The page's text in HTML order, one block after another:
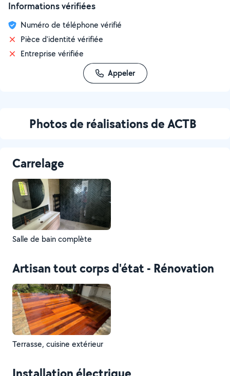
Informations vérifiées
Numéro de téléphone vérifié
Pièce d'identité vérifiée
Entreprise vérifiée
Appeler
Photos de réalisations de ACTB
Carrelage
Salle de bain complète
Artisan tout corps d'état - Rénovation
Terrasse, cuisine extérieur